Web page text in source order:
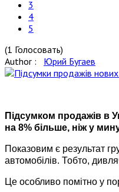
3
4
5
(1 Голосовать)
Author : Юрий Бугаев
Підсумком продажів в
на 8% більше, ніж у
Показовим є результат
автомобілів. Тобто,
Це особливо помітно у